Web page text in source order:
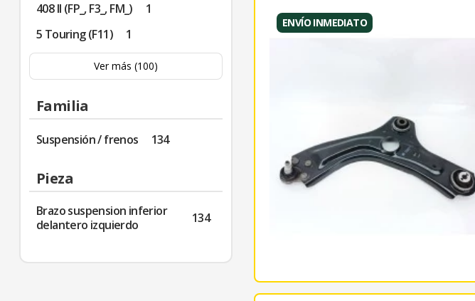
408 II (FP_, F3_, FM_)
1
5 Touring (F11)
1
Ver más (100)
Familia
Suspensión / frenos 134
Pieza
Brazo suspension inferior
delantero izquierdo
134
ENVÍO INMEDIATO